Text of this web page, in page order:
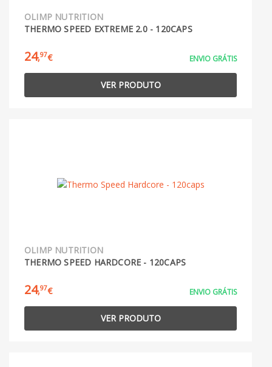
OLIMP NUTRITION
THERMO SPEED EXTREME 2.0 - 120CAPS
24,97€ ENVIO GRÁTIS
VER PRODUTO
OLIMP NUTRITION
THERMO SPEED HARDCORE - 120CAPS
24,97€ ENVIO GRÁTIS
VER PRODUTO